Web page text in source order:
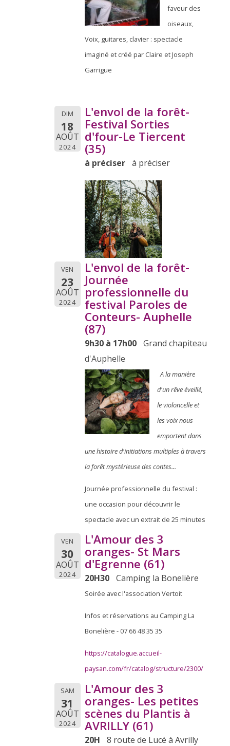
faveur des
oiseaux,
Voix, guitares, clavier : spectacle
imaginé et créé par Claire et Joseph
Garrigue
DIM
18
AOÛT
2024
L'envol de la forêt-
Festival Sorties
d'four-Le Tiercent
(35)
à préciser à préciser
VEN
23
AOÛT
2024
L'envol de la forêt-
Journée
professionnelle du
festival Paroles de
Conteurs- Auphelle
(87)
9h30 à 17h00 Grand chapiteau
d'Auphelle
A la manière
d'un rêve éveillé,
le violoncelle et
les voix nous
emportent dans
une histoire d'initiations multiples à travers
la forêt mystérieuse des contes...
Journée professionnelle du festival :
une occasion pour découvrir le
spectacle avec un extrait de 25 minutes
VEN
30
AOÛT
2024
L'Amour des 3
oranges- St Mars
d'Egrenne (61)
20H30 Camping la Bonelière
Soirée avec l'association Vertoit
Infos et réservations au Camping La
Bonelière - 07 66 48 35 35
https://catalogue.accueil-
paysan.com/fr/catalog/structure/2300/
SAM
31
AOÛT
2024
L'Amour des 3
oranges- Les petites
scènes du Plantis à
AVRILLY (61)
20H 8 route de Lucé à Avrilly